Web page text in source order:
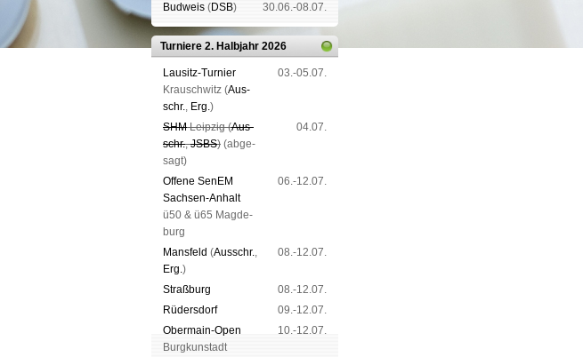
Bud­weis (DSB) 30.06.-08.07.
Turniere 2. Halbjahr 2026
Lau­sitz-Tur­nier
Krausch­witz (Aus­
schr., Erg.)
03.-05.07.
SHMLeip­zig (Aus­
schr.,JSBS) (ab­ge­
sagt)
04.07.
Offene SenEM
Sach­sen-An­halt
ü50 & ü65 Mag­de­
burg
06.-12.07.
Mans­feld (Aus­schr.,
Erg.)
08.-12.07.
Straß­burg
08.-12.07.
Rüders­dorf
09.-12.07.
Ober­main-Open
Burg­kun­stadt
10.-12.07.